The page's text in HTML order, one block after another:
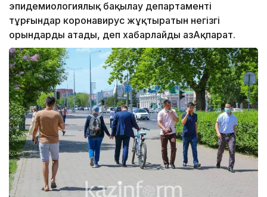
эпидемиологиялық бақылау департаменті
тұрғындар коронавирус жұқтыратын негізгі
орындарды атады, деп хабарлайды ҚазАқпарат.